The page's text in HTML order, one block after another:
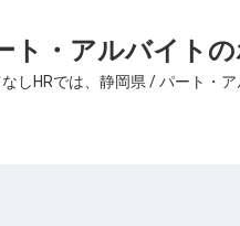
ト・アルバイト
しHRでは、静岡県 / パート・